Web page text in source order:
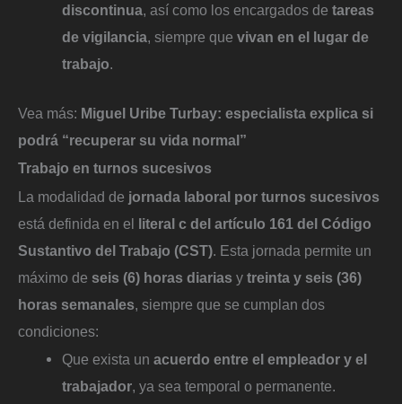
discontinua, así como los encargados detareas
de vigilancia, siempre quevivan en el lugar de
trabajo.
Vea más: Miguel Uribe Turbay: especialista explica si
podrá “recuperar su vida normal”
Trabajo en turnos sucesivos
La modalidad de jornada laboral por turnos sucesivos
está definida en el literal c del artículo 161 del Código
Sustantivo del Trabajo (CST). Esta jornada permite un
máximo de seis (6) horas diarias y treinta y seis (36)
horas semanales, siempre que se cumplan dos
condiciones:
Que exista unacuerdo entre el empleador y el
trabajador, ya sea temporal o permanente.